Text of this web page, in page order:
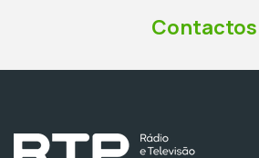
Contactos